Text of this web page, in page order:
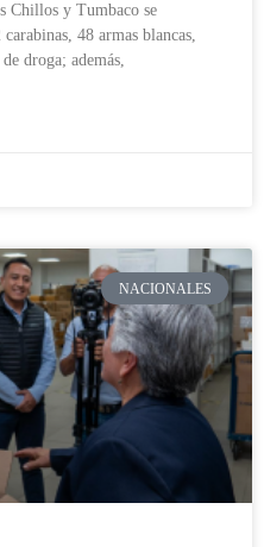
Chillos y Tumbaco se
48 armas blancas,
droga; además,
NACIONALES